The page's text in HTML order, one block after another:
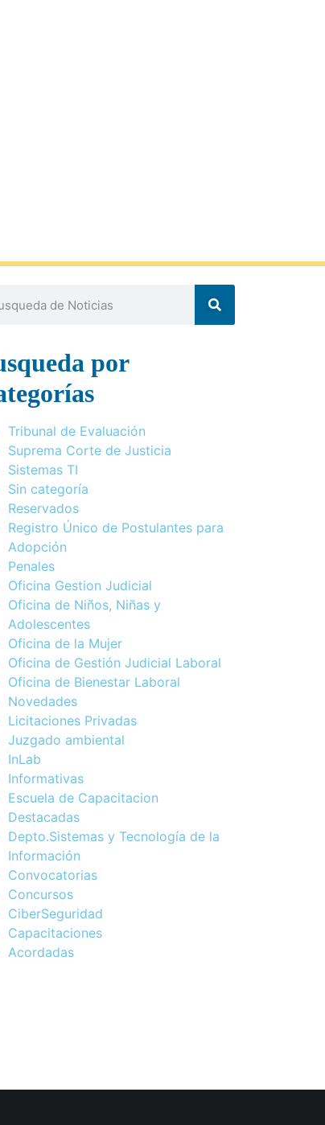
por
Tribunal de Evaluación
Suprema Corte de Justicia
Sistemas TI
Sin categoría
Reservados
Registro Único de Postulantes para
Adopción
Penales
Oficina Gestion Judicial
Oficina de Niños, Niñas y
Adolescentes
Oficina de la Mujer
Oficina de Gestión Judicial Laboral
Oficina de Bienestar Laboral
Novedades
Licitaciones Privadas
Juzgado ambiental
InLab
Informativas
Escuela de Capacitacion
Destacadas
Depto.Sistemas y Tecnología de la
Información
Convocatorias
Concursos
CiberSeguridad
Capacitaciones
Acordadas